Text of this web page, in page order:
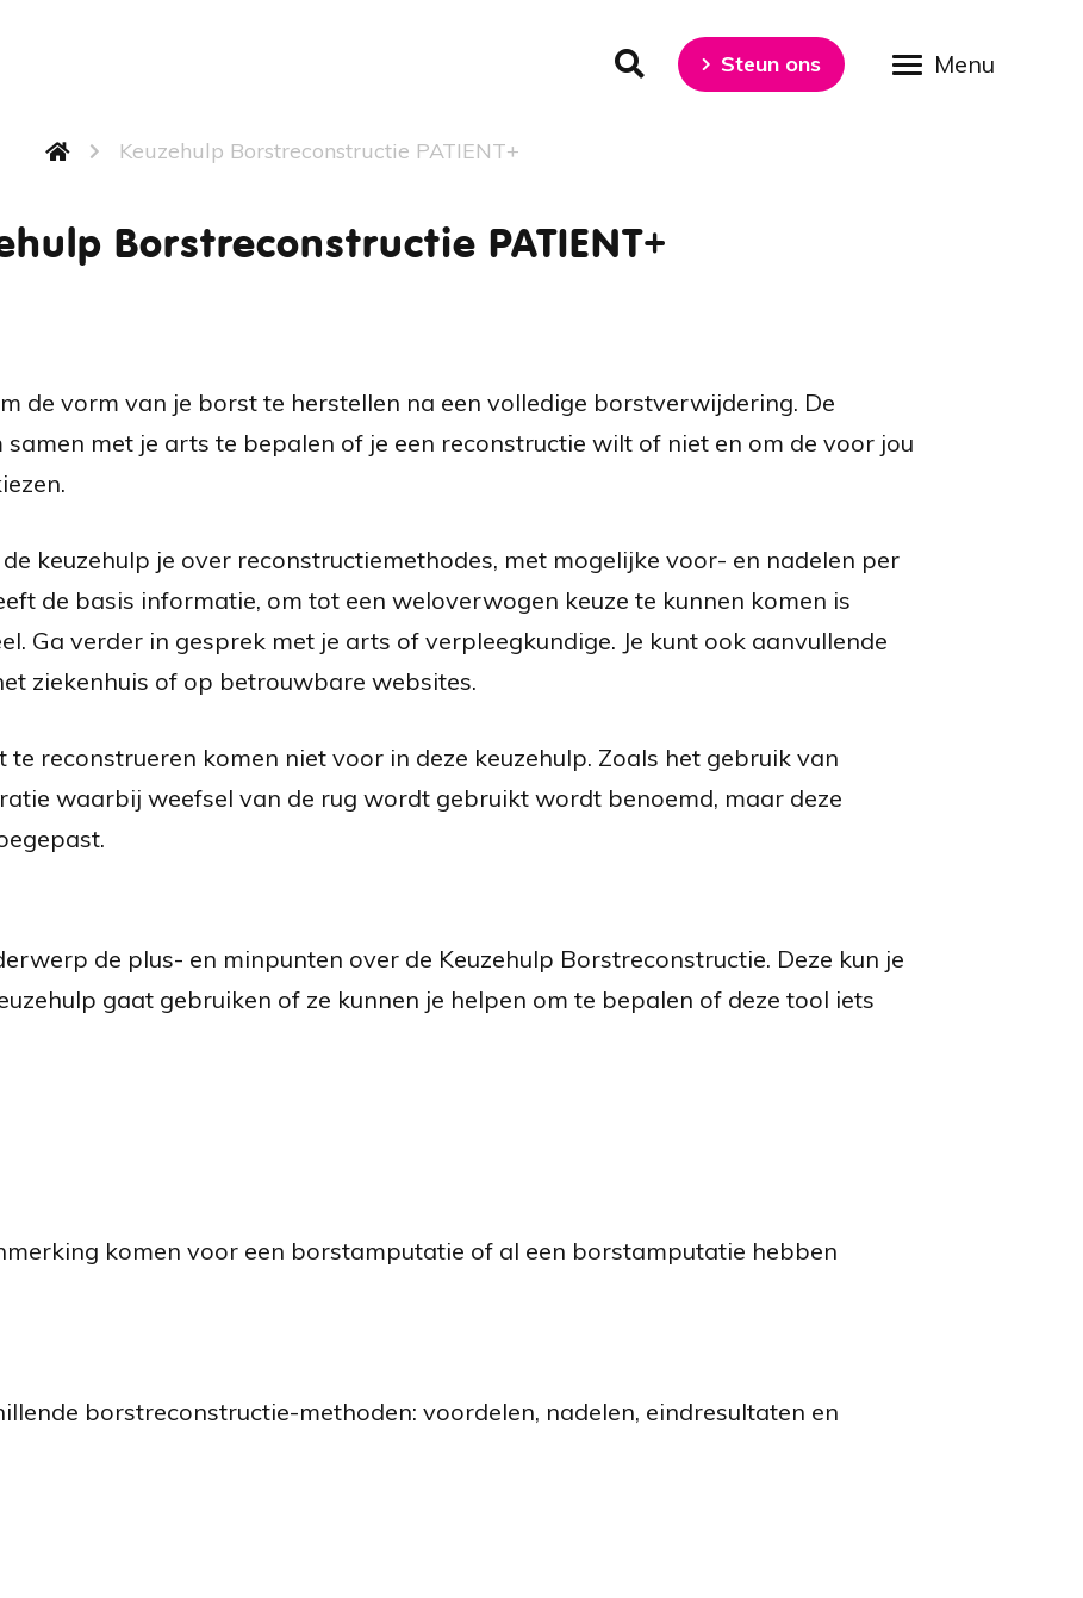
Steun ons
Keuzehulp Borstreconstructie PATIENT+
Borstreconstructie PATIENT+
de vorm van je borst te herstellen na een volledige borstverwijdering. De
met je arts te bepalen of je een reconstructie wilt of niet en om de voor jou
keuzehulp je over reconstructiemethodes, met mogelijke voor- en nadelen per
de basis informatie, om tot een weloverwogen keuze te kunnen komen is
Ga verder in gesprek met je arts of verpleegkundige. Je kunt ook aanvullende
ziekenhuis of op betrouwbare websites.
reconstrueren komen niet voor in deze keuzehulp. Zoals het gebruik van
waarbij weefsel van de rug wordt gebruikt wordt benoemd, maar deze
de plus- en minpunten over de Keuzehulp Borstreconstructie. Deze kun je
gaat gebruiken of ze kunnen je helpen om te bepalen of deze tool iets
komen voor een borstamputatie of al een borstamputatie hebben
borstreconstructie-methoden: voordelen, nadelen, eindresultaten en